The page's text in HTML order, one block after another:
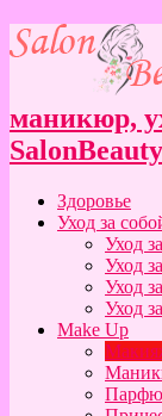
маникюр,
Здоровье
Уход за
Уход
Уход
Уход
Уход
Make Up